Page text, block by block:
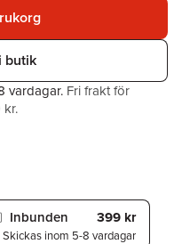
butik
vardagar. Fri frakt för
kr.
Inbunden 399 kr
Skickas inom 5-8 vardagar